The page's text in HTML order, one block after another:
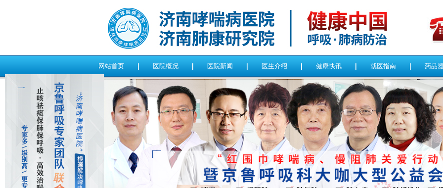
网站首页 医院概况 医院新闻 医生介绍 健康快讯 就医指南 药品